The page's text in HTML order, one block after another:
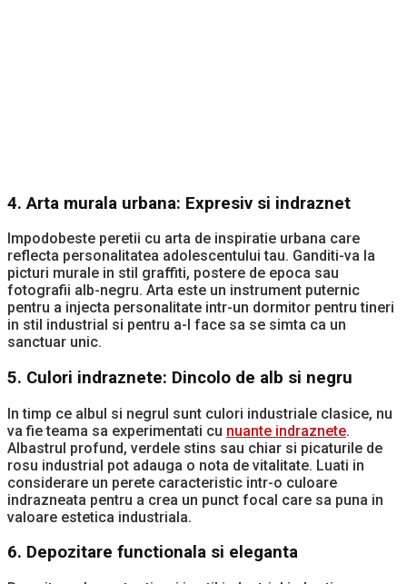
4.Arta murala urbana: Expresiv si indraznet
Impodobeste peretii cu arta de inspiratie urbana care
reflecta personalitatea adolescentului tau. Ganditi-va la
picturi murale in stil graffiti, postere de epoca sau
fotografii alb-negru. Arta este un instrument puternic
pentru a injecta personalitate intr-un dormitor pentru tineri
in stil industrial si pentru a-l face sa se simta ca un
sanctuar unic.
5. Culori indraznete: Dincolo de alb si negru
In timp ce albul si negrul sunt culori industriale clasice, nu
va fie teama sa experimentati cu nuante indraznete.
Albastrul profund, verdele stins sau chiar si picaturile de
rosu industrial pot adauga o nota de vitalitate. Luati in
considerare un perete caracteristic intr-o culoare
indrazneata pentru a crea un punct focal care sa puna in
valoare estetica industriala.
6. Depozitare functionala si eleganta